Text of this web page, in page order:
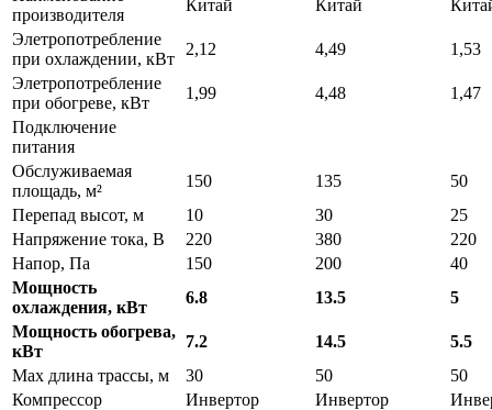
производителя
Китай Китай
Элетропотребление
при охлаждении, кВт
2,12 4,49
1,53
Элетропотребление
при обогреве, кВт
1,99 4,48
1,47
Подключение
питания
Обслуживаемая
площадь, м²
150 135
50
Перепад высот, м
10 30
25
Напряжение тока, В
220 380
220
Напор, Па
150 200
40
Мощность
охлаждения, кВт
6.8 13.5
5
Мощность обогрева,
кВт
7.2 14.5
5.5
Max длина трассы, м
30 50
50
Компрессор
Инвертор Инвертор